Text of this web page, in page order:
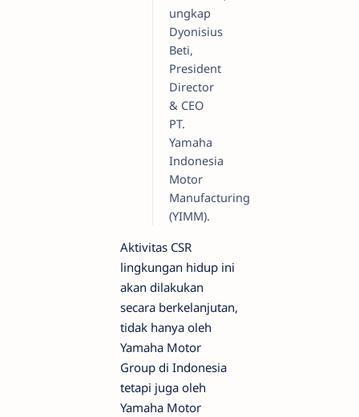
ungkap
Dyonisius
Beti,
President
Director
& CEO
PT.
Yamaha
Indonesia
Motor
Manufacturing
(YIMM).
Aktivitas CSR
lingkungan hidup ini
akan dilakukan
secara berkelanjutan,
tidak hanya oleh
Yamaha Motor
Group di Indonesia
tetapi juga oleh
Yamaha Motor